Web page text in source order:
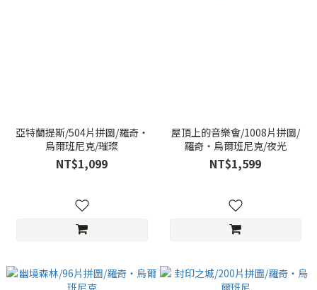
亞特蘭提斯/504片拼圖/羅奇‧
烏爾班尼克/璀璨
NT$1,099
屋頂上的音樂會/1008片拼圖/
羅奇‧烏爾班尼克/夜光
NT$1,599